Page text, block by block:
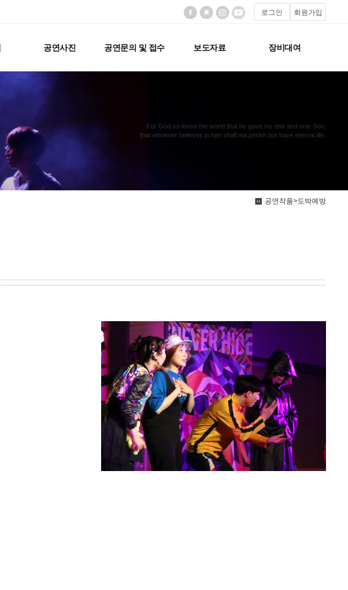
로그인 회원가입
공연사진 공연문의 및 접수 보도자료 장비대여
For God so loved the world that he gave his one and only Son,
that whoever believes in him shall not perish but have eternal life.
공연작품>도박예방